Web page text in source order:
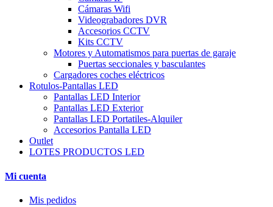
Cámaras Wifi
Videograbadores DVR
Accesorios CCTV
Kits CCTV
Motores y Automatismos para puertas de garaje
Puertas seccionales y basculantes
Cargadores coches eléctricos
Rotulos-Pantallas LED
Pantallas LED Interior
Pantallas LED Exterior
Pantallas LED Portatiles-Alquiler
Accesorios Pantalla LED
Outlet
LOTES PRODUCTOS LED
Mi cuenta
Mis pedidos